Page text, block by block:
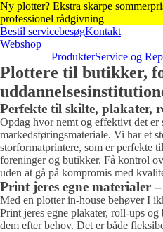
Ny plotter? Ekstra skarpe
professionel rådgivning
Bestil servicebesøgKontakt
Webshop
ProdukterService og
Plottere til butikker,
Perfekte til skilte, plakater,
Opdag hvor nemt og effektivt det
markedsføringsmateriale. Vi har et
storformatprintere, som er perfekte
foreninger og butikker. Få kontrol
uden at gå på kompromis med
Print jeres egne materialer
Med en plotter in-house behøver I
Print jeres egne plakater, roll-ups
dem efter behov. Det er både